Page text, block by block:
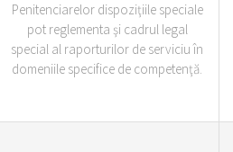
Penitenciarelor dispoziţiile speciale
pot reglementa şi cadrul legal
special al raporturilor de serviciu în
domeniile specifice de competenţă.